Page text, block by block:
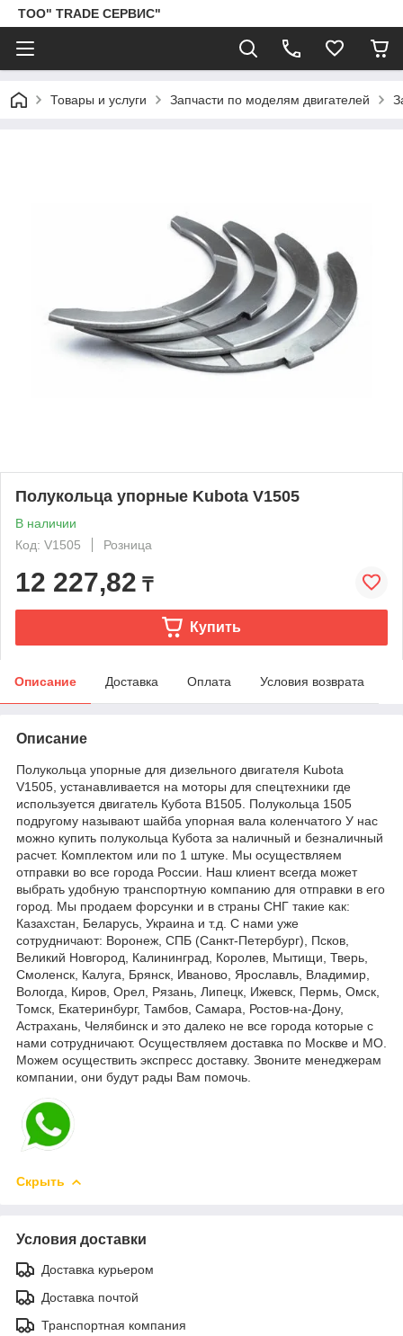
ТОО" TRADE СЕРВИС"
Товары и услуги Запчасти по моделям двигателей
Полукольца упорные Kubota V1505
В наличии
Код: V1505
Розница
12 227,82 ₸
Купить
Описание Доставка Оплата Условия возврата
Описание
Полукольца упорные для дизельного двигателя Kubota
V1505, устанавливается на моторы для спецтехники где
используется двигатель Кубота В1505. Полукольца 1505
подругому называют шайба упорная вала коленчатого У нас
можно купить полукольца Кубота за наличный и безналичный
расчет. Комплектом или по 1 штуке. Мы осуществляем
отправки во все города России. Наш клиент всегда может
выбрать удобную транспортную компанию для отправки в его
город. Мы продаем форсунки и в страны СНГ такие как:
Казахстан, Беларусь, Украина и т.д. С нами уже
сотрудничают: Воронеж, СПБ (Санкт-Петербург), Псков,
Великий Новгород, Калининград, Королев, Мытищи, Тверь,
Смоленск, Калуга, Брянск, Иваново, Ярославль, Владимир,
Вологда, Киров, Орел, Рязань, Липецк, Ижевск, Пермь, Омск,
Томск, Екатеринбург, Тамбов, Самара, Ростов-на-Дону,
Астрахань, Челябинск и это далеко не все города которые с
нами сотрудничают. Осуществляем доставка по Москве и МО.
Можем осуществить экспресс доставку. Звоните менеджерам
компании, они будут рады Вам помочь.
Скрыть
Условия доставки
Доставка курьером
Доставка почтой
Транспортная компания